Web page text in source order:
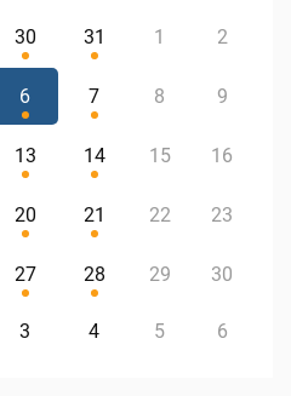
30 31 1 2
6 7 8 9
13 14 15 16
20 21 22 23
27 28 29 30
3 4 5 6